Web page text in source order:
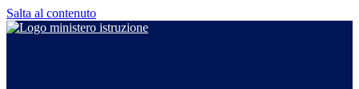
Salta al contenuto